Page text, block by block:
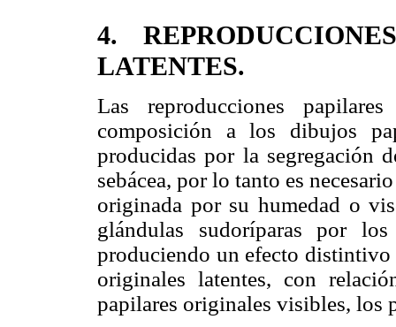
4.
LATENTES.
Las reproducciones
composición a los dibujos
producidas por la segregación
sebácea, por lo tanto es
originada por su humedad o
glándulas sudoríparas por
produciendo un efecto distintivo
originales latentes, con
papilares originales visibles, los